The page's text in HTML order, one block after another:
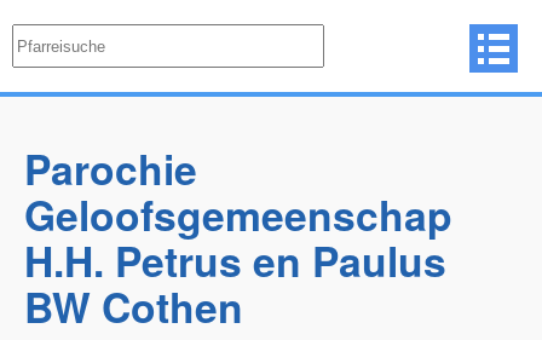
Parochie
Geloofsgemeenschap
H.H. Petrus en Paulus
BW Cothen